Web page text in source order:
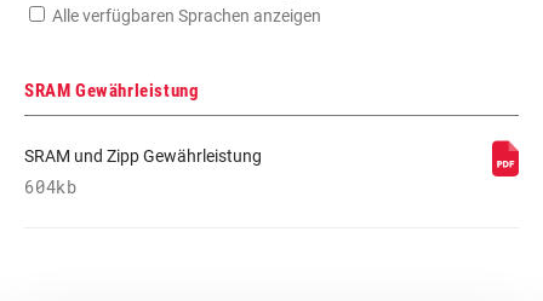
Alle verfügbaren Sprachen anzeigen
SRAM Gewährleistung
SRAM und Zipp Gewährleistung
604kb